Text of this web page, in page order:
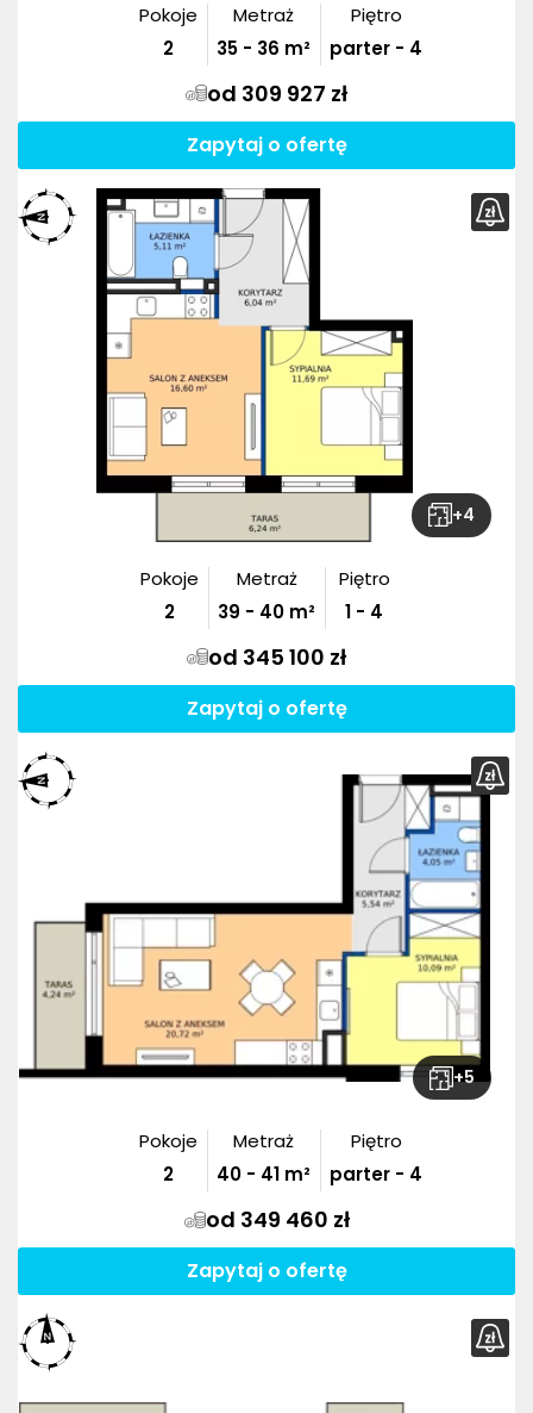
Pokoje
2
Metraż
35 - 36 m²
Piętro
parter - 4
od 309 927 zł
Zapytaj o ofertę
+4
Pokoje
2
Metraż
39 - 40 m²
Piętro
1 - 4
od 345 100 zł
Zapytaj o ofertę
+5
Pokoje
2
Metraż
40 - 41 m²
Piętro
parter - 4
od 349 460 zł
Zapytaj o ofertę